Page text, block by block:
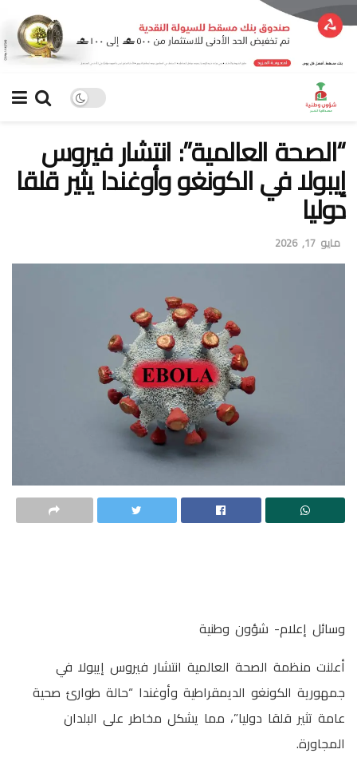
“الصحة العالمية”: انتشار فيروس
إيبولا في الكونغو وأوغندا يثير قلقا
دوليا
مايو 17, 2026
وسائل إعلام- شؤون وطنية
‏أعلنت منظمة الصحة العالمية انتشار فيروس إيبولا في
جمهورية الكونغو الديمقراطية وأوغندا “حالة طوارئ صحية
عامة تثير قلقا دوليا”، مما يشكل مخاطر على البلدان
المجاورة.